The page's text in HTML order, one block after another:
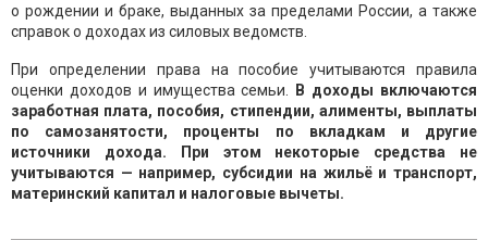
о рождении и браке, выданных за пределами России, а также
справок о доходах из силовых ведомств.
При определении права на пособие учитываются правила
оценки доходов и имущества семьи.
В доходы включаются
заработная плата, пособия, стипендии, алименты, выплаты
по самозанятости, проценты по вкладкам и другие
источники дохода. При этом некоторые средства не
учитываются — например, субсидии на жильё и транспорт,
материнский капитал и налоговые вычеты.